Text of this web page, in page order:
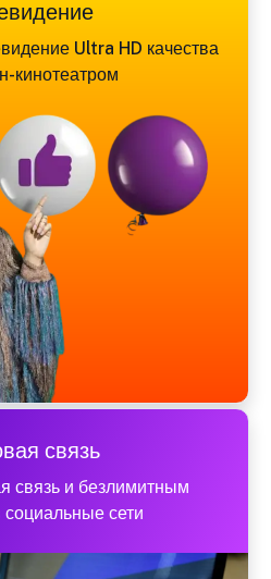
Ultra HD качества
кинотеатром
связь
связь и безлимитным
сети